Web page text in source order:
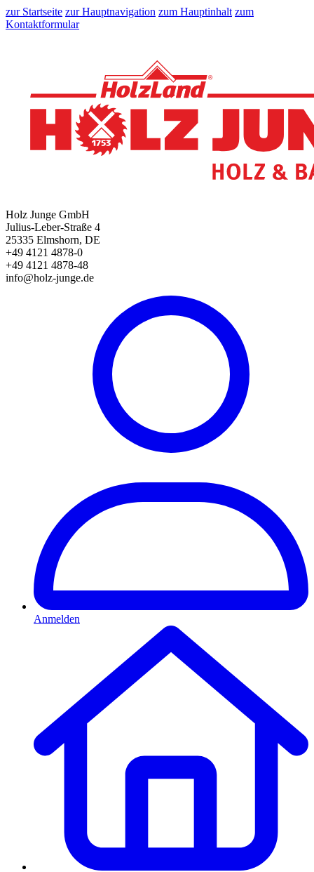
zur Startseite zur Hauptnavigation zum Hauptinhalt zum
Kontaktformular
Holz Junge GmbH
Julius-Leber-Straße 4
25335 Elmshorn, DE
+49 4121 4878-0
+49 4121 4878-48
info@holz-junge.de
Anmelden